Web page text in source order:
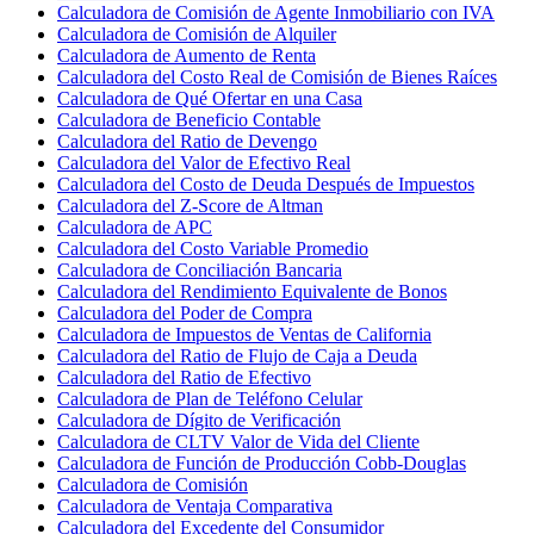
Calculadora de Comisión de Agente Inmobiliario con IVA
Calculadora de Comisión de Alquiler
Calculadora de Aumento de Renta
Calculadora del Costo Real de Comisión de Bienes Raíces
Calculadora de Qué Ofertar en una Casa
Calculadora de Beneficio Contable
Calculadora del Ratio de Devengo
Calculadora del Valor de Efectivo Real
Calculadora del Costo de Deuda Después de Impuestos
Calculadora del Z-Score de Altman
Calculadora de APC
Calculadora del Costo Variable Promedio
Calculadora de Conciliación Bancaria
Calculadora del Rendimiento Equivalente de Bonos
Calculadora del Poder de Compra
Calculadora de Impuestos de Ventas de California
Calculadora del Ratio de Flujo de Caja a Deuda
Calculadora del Ratio de Efectivo
Calculadora de Plan de Teléfono Celular
Calculadora de Dígito de Verificación
Calculadora de CLTV Valor de Vida del Cliente
Calculadora de Función de Producción Cobb-Douglas
Calculadora de Comisión
Calculadora de Ventaja Comparativa
Calculadora del Excedente del Consumidor